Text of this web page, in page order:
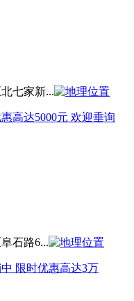
七家新...
高达5000元 欢迎垂询
石路6...
限时优惠高达3万